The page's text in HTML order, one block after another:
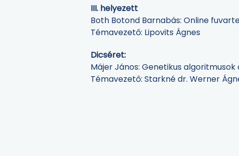
III. helyezett
Both Botond Barnabás: Online
Témavezető: Lipovits Ágnes
Dicséret:
Májer János: Genetikus
Témavezető: Starkné dr. Werner